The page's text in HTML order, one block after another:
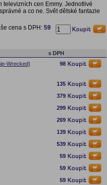
cen Emmy. Jednotlivé
a co ne. Svět dětské fantazie
cena s DPH: 59
s DPH
Wrecked)
98
135
379
299
269
139
539
59
59
59